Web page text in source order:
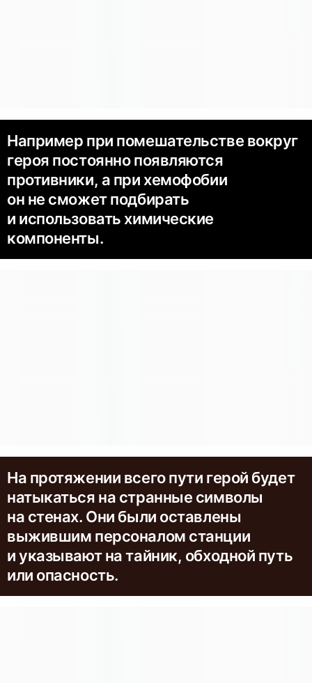
Например при помешательстве вокруг
героя постоянно появляются
противники, а при хемофобии
он не сможет подбирать
и использовать химические
компоненты.
На протяжении всего пути герой будет
натыкаться на странные символы
на стенах. Они были оставлены
выжившим персоналом станции
и указывают на тайник, обходной путь
или опасность.